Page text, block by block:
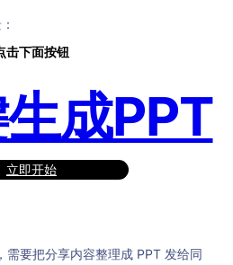
击下面按钮
成PPT
立即开始
需要把分享内容整理成 PPT 发给同